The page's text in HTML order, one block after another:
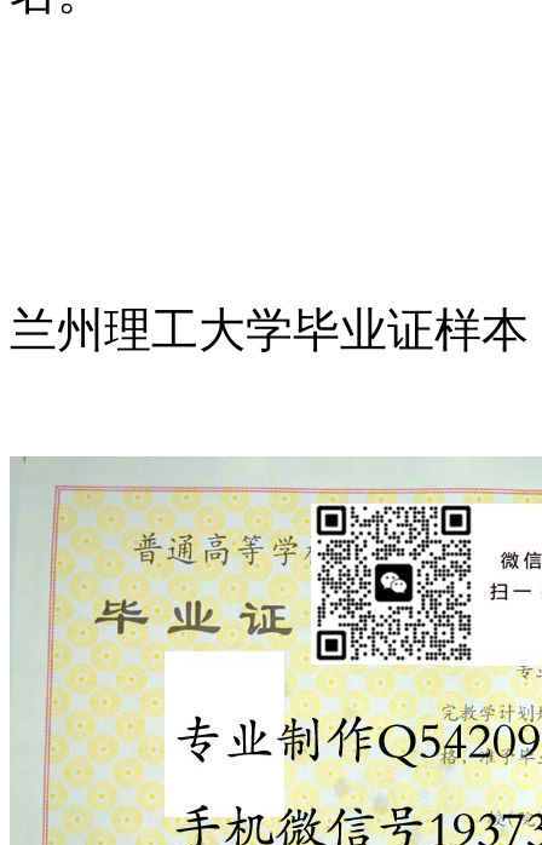
兰州理工大学毕业证样本